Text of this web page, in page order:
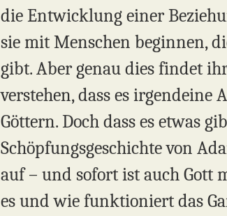
die Entwicklung einer
sie mit Menschen beginnen,
gibt. Aber genau dies findet
verstehen, dass es
Göttern. Doch dass es etwas
Schöpfungsgeschichte von
auf – und sofort ist auch Gott
es und wie funktioniert das